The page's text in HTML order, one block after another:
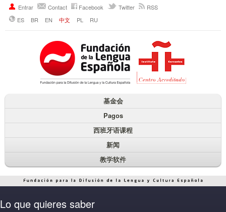
Entrar Contact Facebook Twitter
RSS
ES
BR EN 中文 PL RU
基金会
Pagos
西班牙语课程
新闻
教学软件
Lo que quieres saber